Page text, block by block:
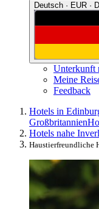
Deutsch · EUR ·
Unterkunft
Meine
Feedback
Hotels in
Großbritannien
Hotels nahe
Haustierfreundliche